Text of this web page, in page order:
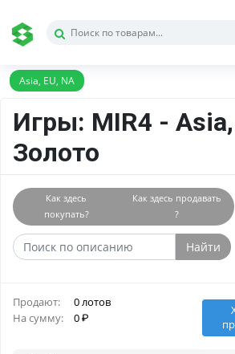
Asia, EU, NA
Игры: MIR4 - Asia,
Золото
Как здесь
покупать?
Как здесь продавать
?
Найти
Продают:
0 лотов
На сумму:
0